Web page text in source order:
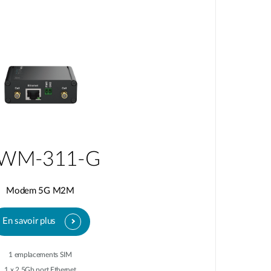
311-G
Modem 5G M2M
En savoir plus
1 emplacements SIM